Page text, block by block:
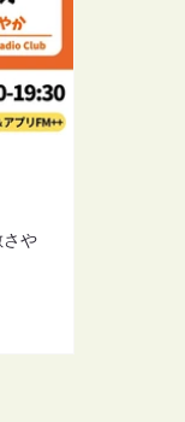
さや